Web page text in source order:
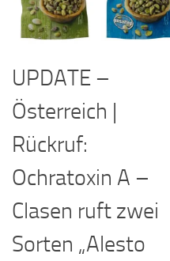
UPDATE –
Österreich |
Rückruf:
Ochratoxin A –
Clasen ruft zwei
Sorten „Alesto